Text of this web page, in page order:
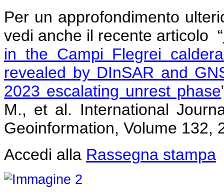
Per un approfondimento
vedi anche il recente articolo “
in the Campi Flegrei
revealed by DInSAR and
2023 escalating unrest phase
M., et al. International
Geoinformation, Volume 132,
Accedi alla Rassegna stampa